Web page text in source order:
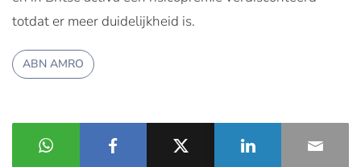
totdat er meer duidelijkheid is.
ABN AMRO